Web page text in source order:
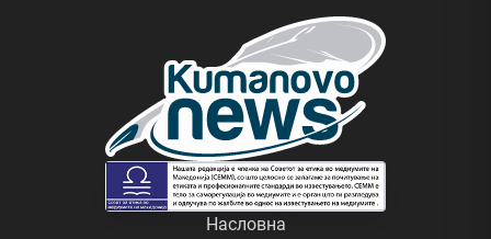
Насловна